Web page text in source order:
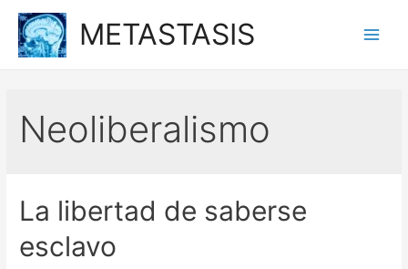
contenido
METASTASIS
Neoliberalismo
La libertad de saberse
esclavo